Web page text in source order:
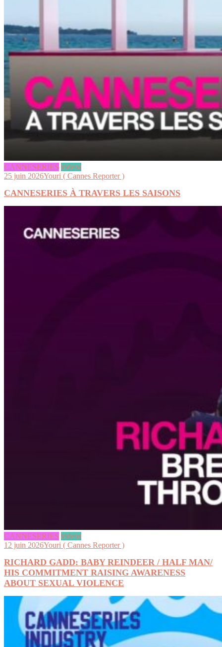
CANNESERIES videos
25 juin 2026Youri ( Cannes Reporter )
CANNESERIES À TRAVERS LES SAISONS
CANNESERIES videos
12 juin 2026Youri ( Cannes Reporter )
RICHARD GADD: BABY REINDEER / HALF MAN/
HIS COMMITMENT RAISING AWARENESS
ABOUT SEXUAL VIOLENCE